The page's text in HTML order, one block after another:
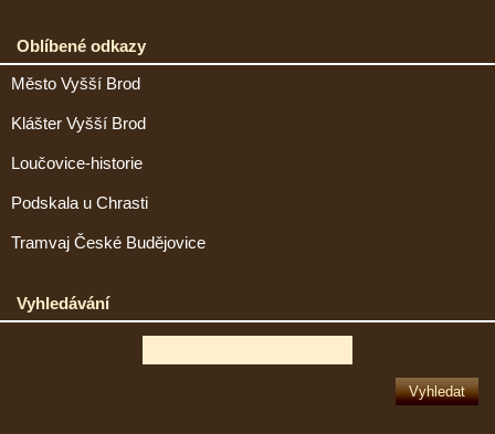
Oblíbené odkazy
Město Vyšší Brod
Klášter Vyšší Brod
Loučovice-historie
Podskala u Chrasti
Tramvaj České Budějovice
Vyhledávání